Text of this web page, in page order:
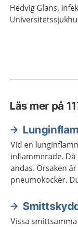
Hedvig Glans,
Läs mer på
Vid en
inflammerade.
andas. Orsaken
pneumokocker.
Vissa